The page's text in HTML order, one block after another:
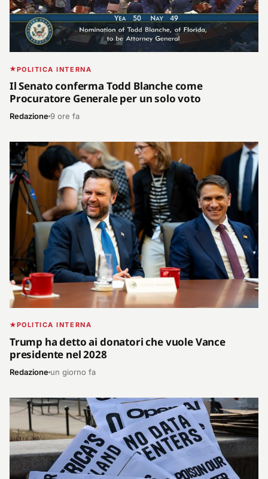
POLITICA INTERNA
Il Senato conferma Todd Blanche come
Procuratore Generale per un solo voto
Redazione9 ore fa
POLITICA INTERNA
Trump ha detto ai donatori che vuole Vance
presidente nel 2028
Redazione un giorno fa